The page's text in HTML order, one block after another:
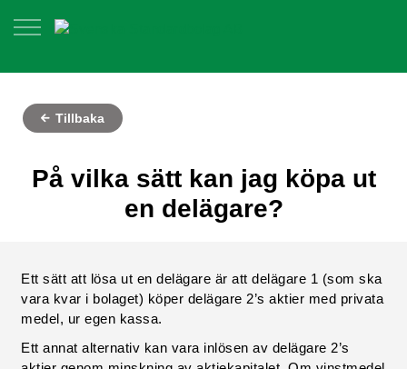
Tillbaka
På vilka sätt kan jag köpa ut
en delägare?
Ett sätt att lösa ut en delägare är att delägare 1 (som ska
vara kvar i bolaget) köper delägare 2’s aktier med privata
medel, ur egen kassa.
Ett annat alternativ kan vara inlösen av delägare 2’s